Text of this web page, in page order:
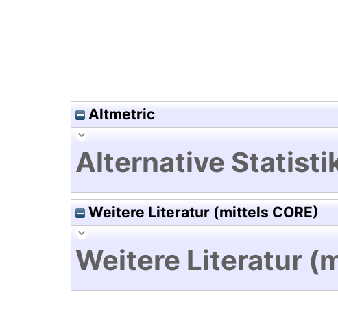
Altmetric
Alternative
Weitere Literatur (mittels CORE)
Weitere Literatur